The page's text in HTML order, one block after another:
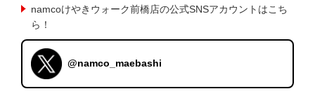
namcoけやきウォーク前橋店の公式SNSアカウントはこち
ら！
@namco_maebashi